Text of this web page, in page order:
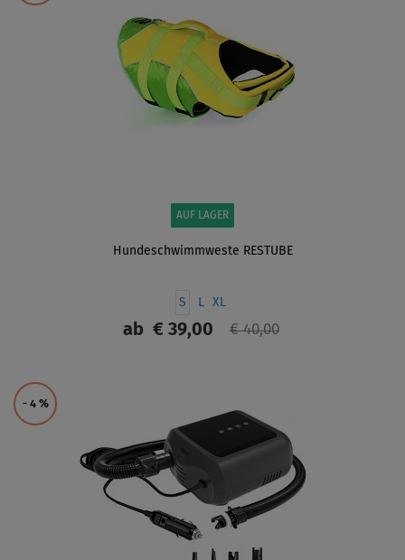
AUF LAGER
Hundeschwimmweste RESTUBE
S XL
ab € 39,00 € 40,00
- 4 %